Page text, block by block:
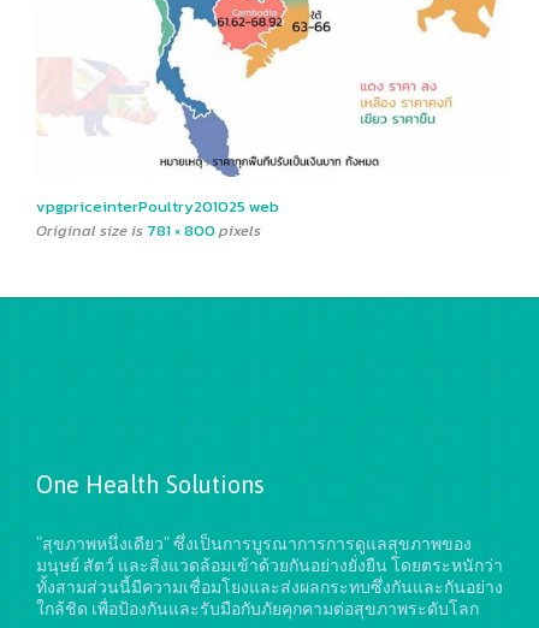
vpgpriceinterPoultry201025 web
Original size is 781 × 800 pixels
One Health Solutions
"สุขภาพหนึ่งเดียว" ซึ่งเป็นการบูรณาการการดูแลสุขภาพของ
มนุษย์ สัตว์ และสิ่งแวดล้อมเข้าด้วยกันอย่างยั่งยืนโดยตระหนักว่า
ทั้งสามส่วนนี้มีความเชื่อมโยงและส่งผลกระทบซึ่งกันและกันอย่าง
ใกล้ชิด เพื่อป้องกันและรับมือกับภัยคุกคามต่อสุขภาพระดับโลก